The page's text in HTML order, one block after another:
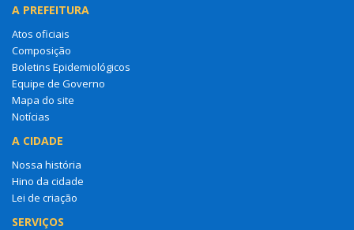
A PREFEITURA
Atos oficiais
Composição
Boletins Epidemiológicos
Equipe de Governo
Mapa do site
Notícias
A CIDADE
Nossa história
Hino da cidade
Lei de criação
SERVIÇOS